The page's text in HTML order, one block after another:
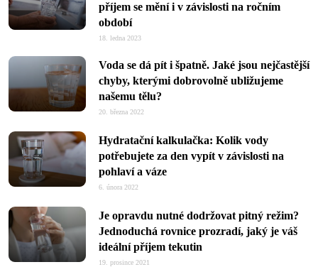
příjem se mění i v závislosti na ročním
období
18. ledna 2023
Voda se dá pít i špatně. Jaké jsou nejčastější
chyby, kterými dobrovolně ubližujeme
našemu tělu?
20. března 2022
Hydratační kalkulačka: Kolik vody
potřebujete za den vypít v závislosti na
pohlaví a váze
6. února 2022
Je opravdu nutné dodržovat pitný režim?
Jednoduchá rovnice prozradí, jaký je váš
ideální příjem tekutin
19. prosince 2021